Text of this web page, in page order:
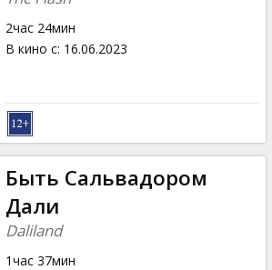
2час 24мин
В кино с: 16.06.2023
Быть Сальвадором
Дали
Daliland
1час 37мин